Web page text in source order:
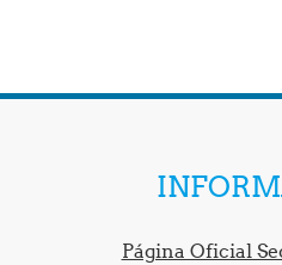
Página Oficial